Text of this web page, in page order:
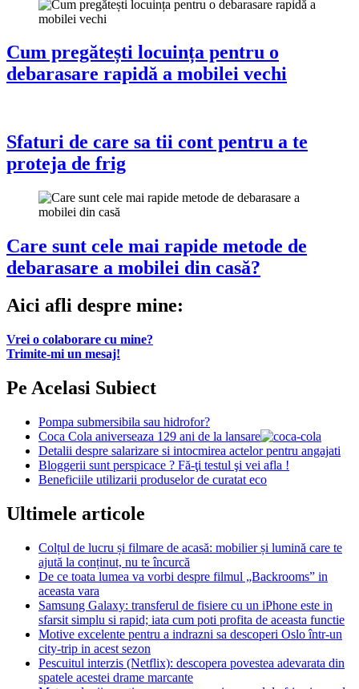
Cum pregătești locuința pentru o
debarasare rapidă a mobilei vechi
Sfaturi de care sa tii cont pentru a te
proteja de frig
Care sunt cele mai rapide metode de
debarasare a mobilei din casă?
Aici afli despre mine:
Vrei o colaborare cu mine?
Trimite-mi un mesaj!
Pe Acelasi Subiect
Pompa submersibila sau hidrofor?
Coca Cola aniverseaza 129 ani de la lansare
Detalii despre salarizare si intocmirea actelor pentru angajati
Bloggerii sunt perspicace ? Fă-ţi testul şi vei afla !
Beneficiile utilizarii produselor de curatat eco
Ultimele articole
Colțul de lucru și filmare de acasă: mobilier și lumină care te
ajută la conținut, nu te încurcă
De ce toata lumea va vorbi despre filmul „Backrooms” in
aceasta vara
Samsung Galaxy: transferul de fisiere cu un iPhone este in
sfarsit simplu si rapid; iata cum poti profita de aceasta functie
Motive excelente pentru a indrazni sa descoperi Oslo într-un
city-trip in acest sezon
Pescuitul interzis (Netflix): descopera povestea adevarata din
spatele acestei drame marcante